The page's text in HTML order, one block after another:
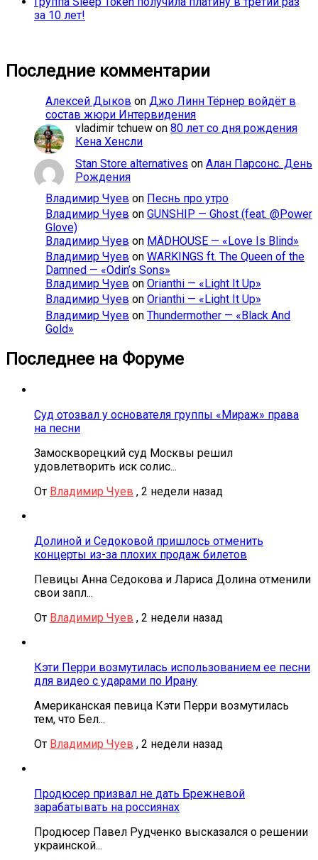
за 10 лет!
Последние комментарии
Алексей Дыков on Джо Линн Тёрнер войдёт в
состав жюри Интервидения
vladimir tchuew on 80 лет со дня рождения
Кена Хенсли
Stan Store alternatives on Алан Парсонс. День
Рождения
Владимир Чуев on Песнь про утро
Владимир Чуев on GUNSHIP — Ghost (feat. @Power
Glove)
Владимир Чуев on MÄDHOUSE — «Love Is Blind»
Владимир Чуев on WARKINGS ft. The Queen of the
Damned — «Odin’s Sons»
Владимир Чуев on Orianthi — «Light It Up»
Владимир Чуев on Orianthi — «Light It Up»
Владимир Чуев on Thundermother — «Black And
Gold»
Последнее на Форуме
Суд отозвал у основателя группы «Мираж» права
на песни
Замоскворецкий суд Москвы решил
удовлетворить иск солис...
От Владимир Чуев , 2 недели назад
Долиной и Седоковой пришлось отменить
концерты из-за плохих продаж билетов
Певицы Анна Седокова и Лариса Долина отменили
свои запл...
От Владимир Чуев , 2 недели назад
Кэти Перри возмутилась использованием ее песни
для видео с ударами по Ирану
Американская певица Кэти Перри возмутилась
тем, что Бел...
От Владимир Чуев , 2 недели назад
Продюсер призвал не дать Брежневой
зарабатывать на россиянах
Продюсер Павел Рудченко высказался о решении
украинской...